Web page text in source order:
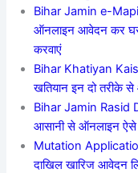
Bihar Jamin e-
ऑनलाइन आवेदन कर घर
करवाएं
Bihar Khatiyan
खतियान इन दो तरीके
Bihar Jamin Rasid
आसानी से ऑनलाइन ऐसे
Mutation
दाखिल खारिज आवेदन